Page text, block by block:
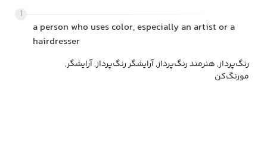
1
a person who uses color, especially an artist or a
hairdresser
رنگ‌پرداز, هنرمند رنگ‌پرداز, آرایشگر رنگ‌پرداز, آرایشگر,
مو‌رنگ‌کن